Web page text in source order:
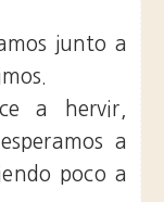
junto a
a hervir,
a
poco a